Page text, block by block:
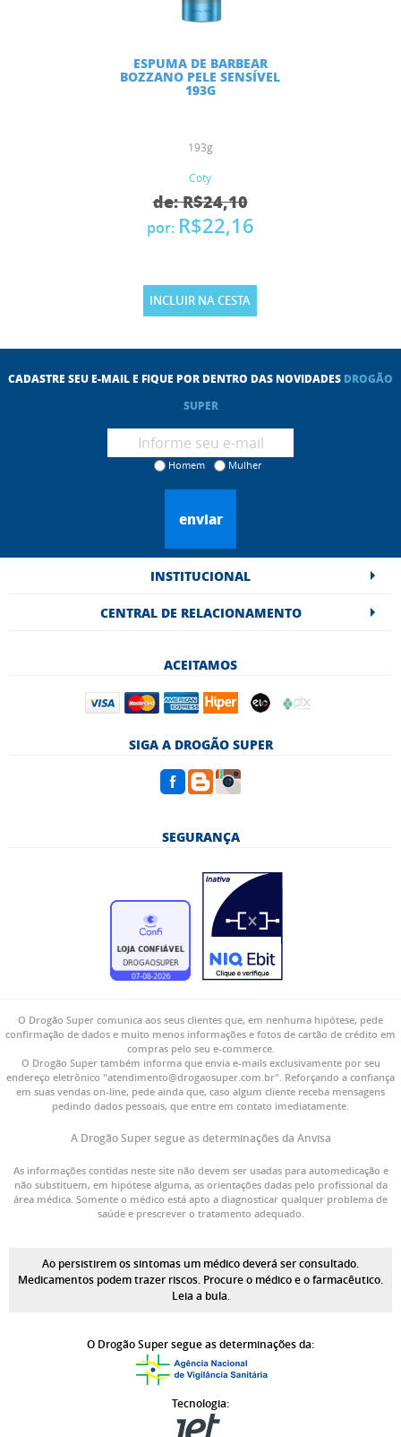
ESPUMA DE BARBEAR
BOZZANO PELE SENSÍVEL
193G
193g
Coty
de: R$24,10
por: R$22,16
INCLUIR NA CESTA
CADASTRE SEU E-MAIL E FIQUE POR DENTRO DAS NOVIDADES DROGÃO
SUPER
Homem Mulher
enviar
INSTITUCIONAL
CENTRAL DE RELACIONAMENTO
ACEITAMOS
SIGA A DROGÃO SUPER
SEGURANÇA
O Drogão Super comunica aos seus clientes que, em nenhuma hipótese, pede
confirmação de dados e muito menos informações e fotos de cartão de crédito em
compras pelo seu e-commerce.
O Drogão Super também informa que envia e-mails exclusivamente por seu
endereço eletrônico "atendimento@drogaosuper.com.br". Reforçando a confiança
em suas vendas on-line, pede ainda que, caso algum cliente receba mensagens
pedindo dados pessoais, que entre em contato imediatamente.
A Drogão Super segue as determinações da Anvisa
As informações contidas neste site não devem ser usadas para automedicação e
não substituem, em hipótese alguma, as orientações dadas pelo profissional da
área médica. Somente o médico está apto a diagnosticar qualquer problema de
saúde e prescrever o tratamento adequado.
Ao persistirem os sintomas um médico deverá ser consultado.
Medicamentos podem trazer riscos. Procure o médico e o farmacêutico.
Leia a bula.
O Drogão Super segue as determinações da:
Tecnologia: